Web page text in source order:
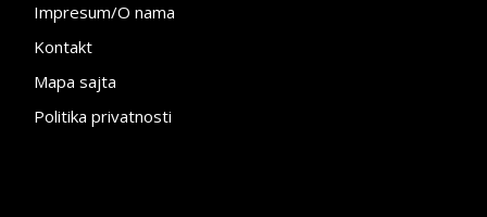
Impresum/O nama
Kontakt
Mapa sajta
Politika privatnosti